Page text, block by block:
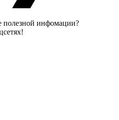
полезной инфомации?